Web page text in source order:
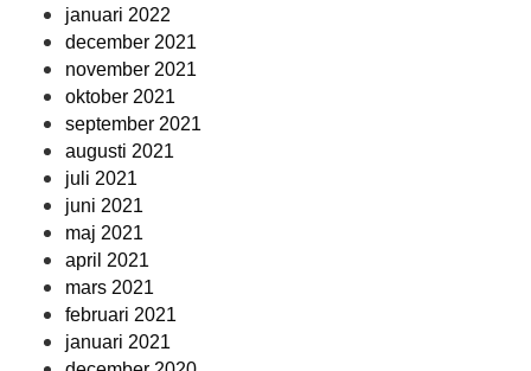
januari 2022
december 2021
november 2021
oktober 2021
september 2021
augusti 2021
juli 2021
juni 2021
maj 2021
april 2021
mars 2021
februari 2021
januari 2021